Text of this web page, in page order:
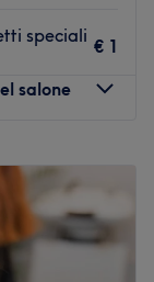
speciali
€ 1
salone
09:00
09:00 –
21:00